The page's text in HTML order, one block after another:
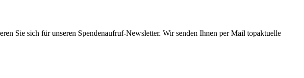
Sie sich für unseren Spendenaufruf-Newsletter. Wir senden Ihnen per Mail topaktuelle